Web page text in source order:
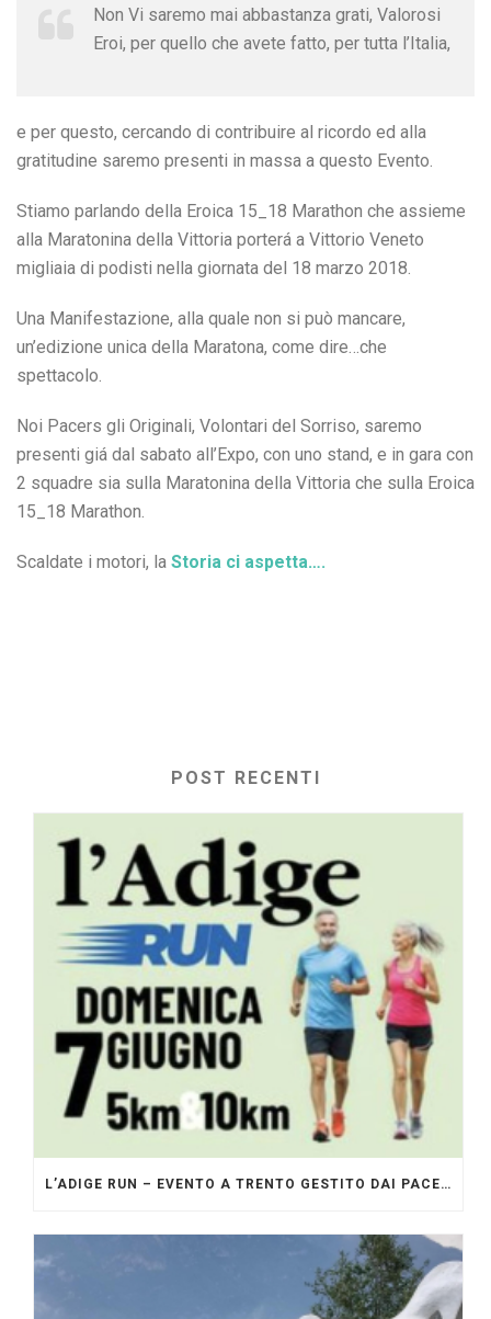
Non Vi saremo mai abbastanza grati, Valorosi
Eroi, per quello che avete fatto, per tutta l’Italia,
e per questo, cercando di contribuire al ricordo ed alla
gratitudine saremo presenti in massa a questo Evento.
Stiamo parlando della Eroica 15_18 Marathon che assieme
alla Maratonina della Vittoria porterá a Vittorio Veneto
migliaia di podisti nella giornata del 18 marzo 2018.
Una Manifestazione, alla quale non si può mancare,
un’edizione unica della Maratona, come dire…che
spettacolo.
Noi Pacers gli Originali, Volontari del Sorriso, saremo
presenti giá dal sabato all’Expo, con uno stand, e in gara con
2 squadre sia sulla Maratonina della Vittoria che sulla Eroica
15_18 Marathon.
Scaldate i motori, la Storia ci aspetta….
POST RECENTI
L’ADIGE RUN – EVENTO A TRENTO GESTITO DAI PACERS GLI ORIGINALI